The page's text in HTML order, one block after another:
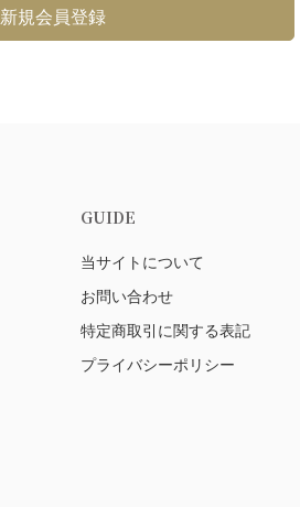
新規会員登録
GUIDE
当サイトについて
お問い合わせ
特定商取引に関する表記
プライバシーポリシー